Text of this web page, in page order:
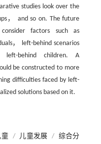
studies look over the
， and so on. The future
consider factors such as
， left-behind scenarios
behind children. A
be constructed to more
difficulties faced by left-
solutions based on it.
童 / 儿童发展 / 综合分